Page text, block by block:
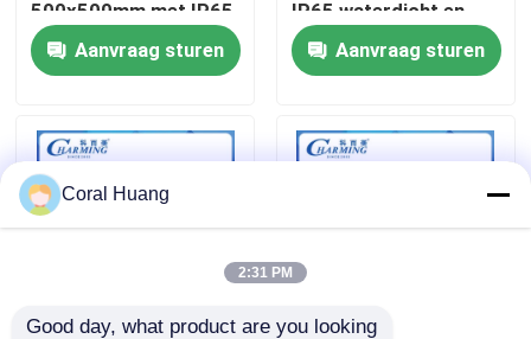
Kwaliteitscontrole
nieuws
LED-videomuurweergave
500x500mm met IP65
Waterdicht en 3500nit
Helderheid voor
Professionele Verhuur
Aanvraag sturen
IP65 waterdicht en
500x500mm
kastgrootte voor
levendige reclame
Aanvraag sturen
Coral Huang
2:31 PM
Good day, what product are you looking